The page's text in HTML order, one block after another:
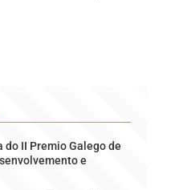
II Premio Galego de
e